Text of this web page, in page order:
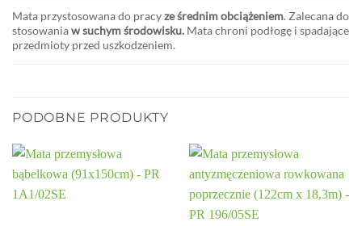
Mata przystosowana do pracyze średnim obciążeniem. Zalecana do
stosowaniaw suchym środowisku. Mata chroni podłogę i spadające
przedmioty przed uszkodzeniem.
PODOBNE PRODUKTY